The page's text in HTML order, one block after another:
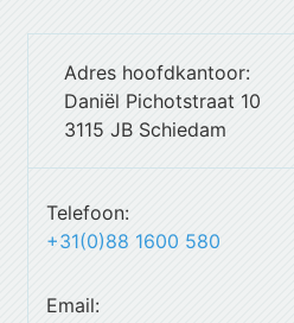
Adres hoofdkantoor:
Daniël Pichotstraat 10
3115 JB Schiedam
Telefoon:
+31(0)88 1600 580
Email: